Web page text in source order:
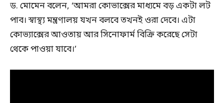
ড. মোমেন বলেন, ‘আমরা কোভাক্সের মাধ্যমে বড় একটা লট
পাব। স্বাস্থ্য মন্ত্রণালয় যখন বলবে তখনই ওরা দেবে। এটা
কোভ্যাক্সের আওতায় আর সিনোফার্ম বিক্রি করেছে সেটা
থেকে পাওয়া যাবে।’